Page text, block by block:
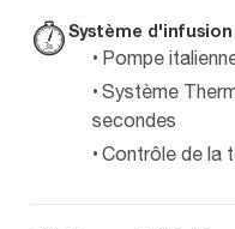
Système d'infusion
Pompe
Système
secondes
Contrôle de la